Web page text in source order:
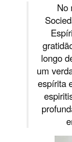
No
longo
um
espírita